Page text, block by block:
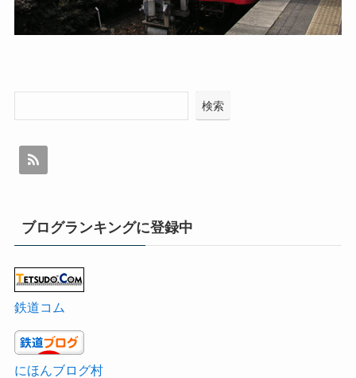
検索
ブログランキングに登録中
鉄道コム
にほんブログ村